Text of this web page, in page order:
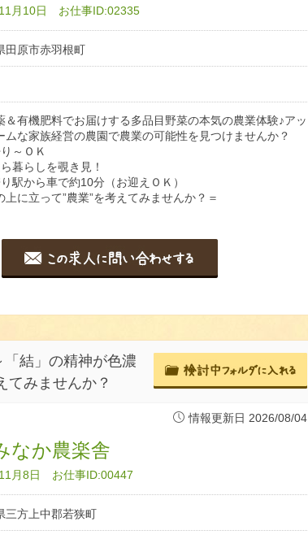
月10日 お仕事ID:02335
田原市赤羽根町
＆有機肥料でお届けする多品目野菜の本気の農業体験♪アッ
ムな家族経営の農園で農業の可能性を見つけませんか？
～ＯＫ
暮らしを覗き見！
駅から車で約10分（お迎えＯＫ）
上に立って”農業”を考えてみませんか？＝
「結」の精神が色濃
てみませんか？
情報更新日 2026/08/04
なか農楽舎
月8日 お仕事ID:00447
三方上中郡若狭町